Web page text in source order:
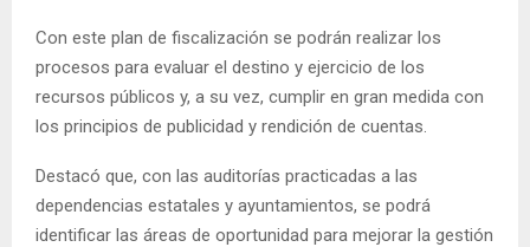
Con este plan de fiscalización se podrán realizar los
procesos para evaluar el destino y ejercicio de los
recursos públicos y, a su vez, cumplir en gran medida con
los principios de publicidad y rendición de cuentas.
Destacó que, con las auditorías practicadas a las
dependencias estatales y ayuntamientos, se podrá
identificar las áreas de oportunidad para mejorar la gestión